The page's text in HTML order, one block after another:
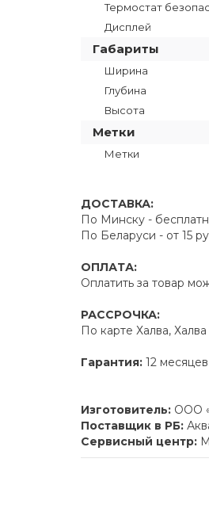
Термостат
Дисплей
Габариты
Ширина
Глубина
Высота
Метки
Метки
ДОСТАВКА:
По Минску -
По Беларуси - от 15
ОПЛАТА:
Оплатить за товар
РАССРОЧКА:
По карте Халва,
Гарантия: 12
Изготовитель: ООО
Поставщик в РБ:
Сервисный центр: